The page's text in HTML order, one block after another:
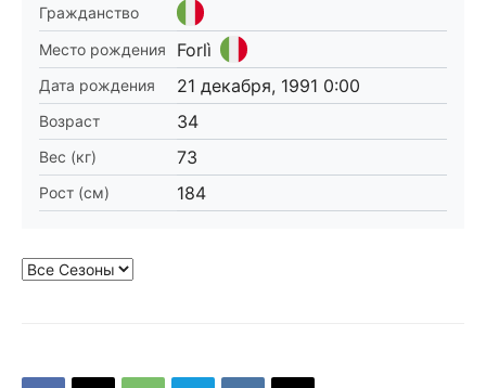
Гражданство
Место рождения
Forlì
Дата рождения 21 декабря, 1991 0:00
Возраст 34
Вес (кг) 73
Рост (см) 184